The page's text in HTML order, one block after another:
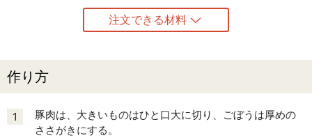
注文できる材料
作り方
1
豚肉は、大きいものはひと口大に切り、ごぼうは厚めの
ささがきにする。